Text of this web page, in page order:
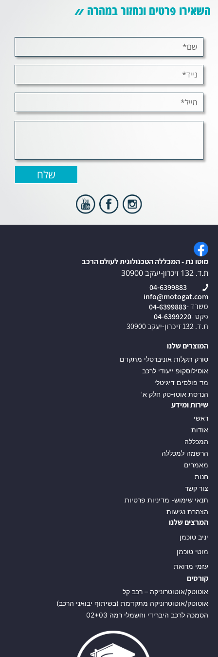
השאירו פרטים ונחזור במהרה
מוטו גת - המכללה הטכנולוגית לעולם הרכב
ת.ד. 132 זיכרון-יעקב 30900
04-6399883
info@motogat.com
משרד -04-6399883
פקס -04-6399220
ת.ד. 132 זיכרון-יעקב 30900
המוצרים שלנו
סורק תקלות אוניברסלי מתקדם
אוסילוסקופ ייעודי לרכב
מד פולסים דיגיטלי
הנדסת אוטו-טק חלק א'
שירות ומידע
ראשי
אודות
המכללה
הרשמה למכללה
מאמרים
חנות
צור קשר
תנאי שימוש- מדיניות פרטיות
הצהרת נגישות
המרצים שלנו
יניב טוכמן
מוטי טוכמן
עזמי מרואת
קורסים
אוטוטק/אוטוטרוניקה – רכב קל
אוטוטק/אוטוטרוניקה מתקדמת (בשיתוף יבואני הרכב)
הסמכה לרכב היברידי וחשמלי רמה 02+03